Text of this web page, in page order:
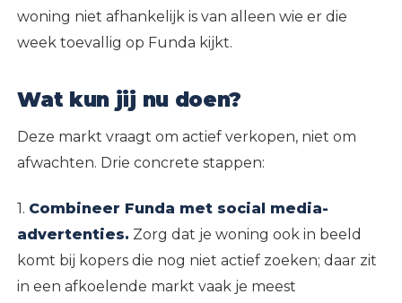
woning niet afhankelijk is van alleen wie er die
week toevallig op Funda kijkt.
Wat kun jij nu doen?
Deze markt vraagt om actief verkopen, niet om
afwachten. Drie concrete stappen:
1. Combineer Funda met social media-
advertenties. Zorg dat je woning ook in beeld
komt bij kopers die nog niet actief zoeken; daar zit
in een afkoelende markt vaak je meest